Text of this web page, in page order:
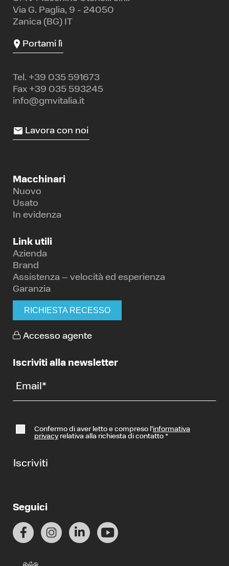
Via G. Paglia, 9 - 24050
Zanica (BG) IT
Portami lì
Tel. +39 035 591673
Fax +39 035 593245
info@gmvitalia.it
Lavora con noi
Macchinari
Nuovo
Usato
In evidenza
Link utili
Azienda
Brand
Assistenza – velocità ed esperienza
Garanzia
RICHIESTA RECESSO
Accesso agente
Iscriviti alla newsletter
Email *
Confermo di aver letto e compreso l’informativa
privacyrelativa alla richiesta di contatto *
Iscriviti
Seguici